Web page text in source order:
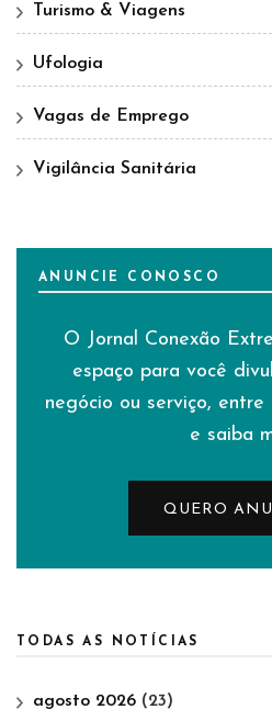
Turismo & Viagens
Ufologia
Vagas de Emprego
Vigilância Sanitária
ANUNCIE CONOSCO
O Jornal Conexão
espaço para você
negócio ou serviço,
e saiba
QUERO
TODAS AS NOTÍCIAS
agosto 2026 (23)